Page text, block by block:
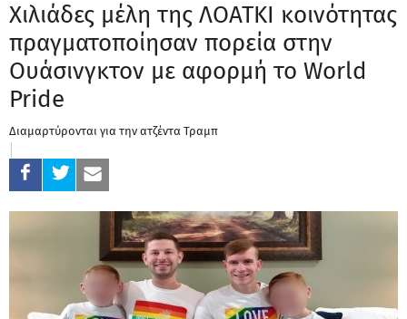
Xιλιάδες μέλη της ΛΟΑΤΚΙ κοινότητας
πραγματοποίησαν πορεία στην
Ουάσινγκτον με αφορμή το World
Pride
Διαμαρτύρονται για την ατζέντα Τραμπ